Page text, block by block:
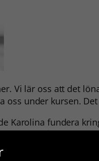
Vi lär oss att det
oss under kursen.
Karolina fundera
fler målgrupper.